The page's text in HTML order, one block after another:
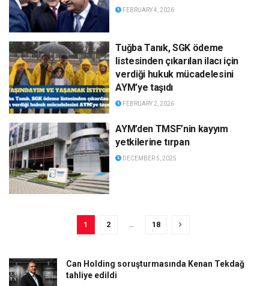
FEBRUARY 4, 2026
Tuğba Tanık, SGK ödeme
listesinden çıkarılan ilacı için
verdiği hukuk mücadelesini
AYM’ye taşıdı
FEBRUARY 2, 2026
AYM’den TMSF’nin kayyım
yetkilerine tırpan
DECEMBER 5, 2025
1 2 … 18
Can Holding soruşturmasında Kenan Tekdağ
tahliye edildi